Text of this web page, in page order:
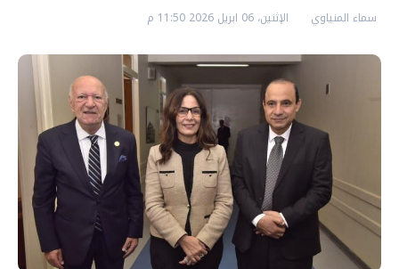
سماء المنياوي الإثنين، 06 ابريل 2026 11:50 م